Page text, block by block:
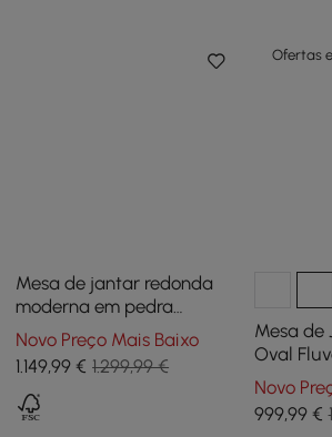
Mesa de jantar redonda
moderna em pedra
sinterizada de 134,6 cm,
com capacidade para 4
pessoas
Novo Preço Mais Baixo
1.149,99 € 1.299,99 €
Ofertas
Mesa de
Oval
em
para 4-6
Novo
999,99€